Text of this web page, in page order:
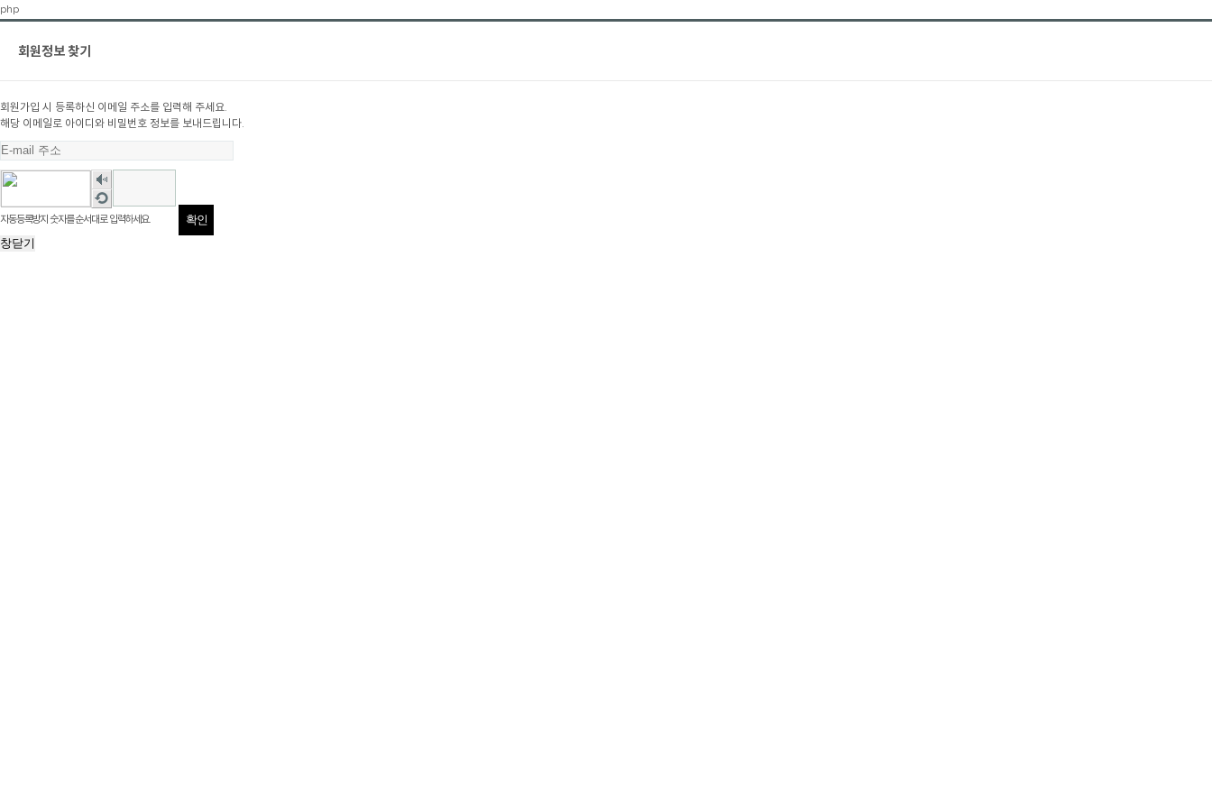
php
회원정보 찾기
회원가입 시 등록하신 이메일 주소를 입력해 주세요.
해당 이메일로 아이디와 비밀번호 정보를 보내드립니다.
숫
자
음
성
새
로
자동등록방지 숫자를 순서대로 입력하세요.
창닫기